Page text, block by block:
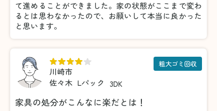
て進めることができました。家の状態がここまで変わ
るとは思わなかったので、お願いして本当に良かった
と思います。
川崎市
佐々木 Lパック 3DK
粗大ゴミ回収
家具の処分がこんなに楽だとは！